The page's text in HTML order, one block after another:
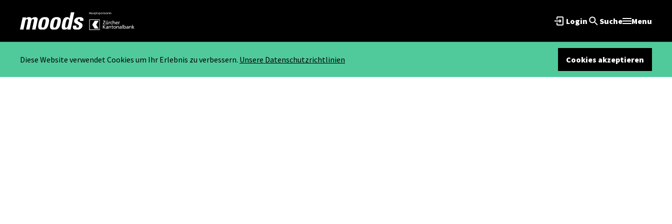
Login Suche Menu
Diese Website verwendet Cookies um Ihr Erlebnis zu verbessern. Unsere Datenschutzrichtlinien Cookies akzeptieren